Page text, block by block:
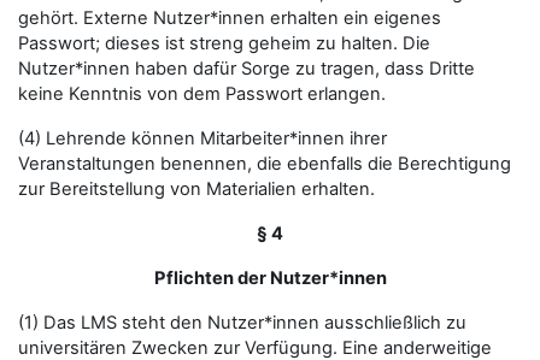
gehört. Externe Nutzer*innen erhalten ein eigenes
Passwort; dieses ist streng geheim zu halten. Die
Nutzer*innen haben dafür Sorge zu tragen, dass Dritte
keine Kenntnis von dem Passwort erlangen.
(4) Lehrende können Mitarbeiter*innen ihrer
Veranstaltungen benennen, die ebenfalls die Berechtigung
zur Bereitstellung von Materialien erhalten.
§ 4
Pflichten der Nutzer*innen
(1) Das LMS steht den Nutzer*innen ausschließlich zu
universitären Zwecken zur Verfügung. Eine anderweitige